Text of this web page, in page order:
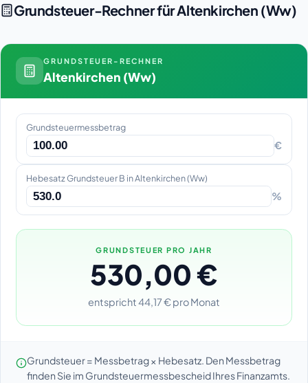
Grundsteuer-Rechner für Altenkirchen (Ww)
GRUNDSTEUER-RECHNER
Altenkirchen (Ww)
Grundsteuermessbetrag
€
Hebesatz Grundsteuer B in Altenkirchen (Ww)
%
GRUNDSTEUER PRO JAHR
530,00 €
entspricht 44,17 € pro Monat
Grundsteuer = Messbetrag × Hebesatz. Den Messbetrag
finden Sie im Grundsteuermessbescheid Ihres Finanzamts.